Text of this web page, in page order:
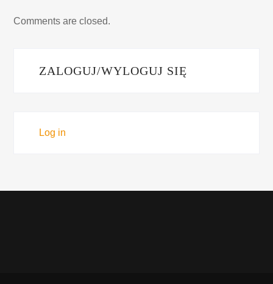
Comments are closed.
ZALOGUJ/WYLOGUJ SIĘ
Log in